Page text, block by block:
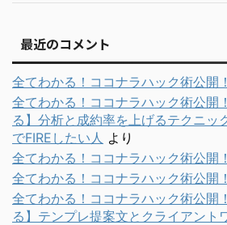
最近のコメント
全てわかる！ココナラハック術公開！
全てわかる！ココナラハック術公開！
る】分析と成約率を上げるテクニッ
でFIREしたい人 より
全てわかる！ココナラハック術公開！
全てわかる！ココナラハック術公開！
全てわかる！ココナラハック術公開！
る】テンプレ提案文とクライアント